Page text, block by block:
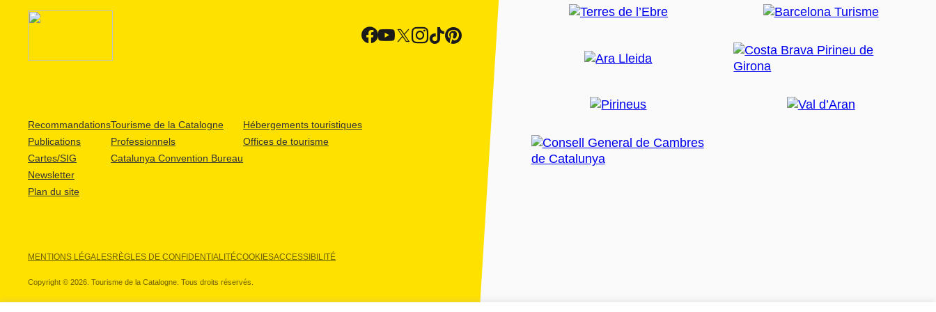
Recommandations
Publications
Cartes/SIG
Newsletter
Plan du site
Tourisme de la Catalogne
Professionnels
Catalunya Convention Bureau
Hébergements touristiques
Offices de tourisme
MENTIONS LÉGALESRÈGLES DE CONFIDENTIALITÉCOOKIESACCESSIBILITÉ
Copyright © 2026. Tourisme de la Catalogne. Tous droits réservés.